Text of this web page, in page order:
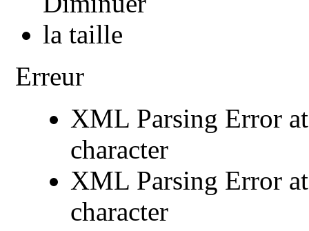
Erreur
XML Parsing Error
character
XML Parsing Error
character